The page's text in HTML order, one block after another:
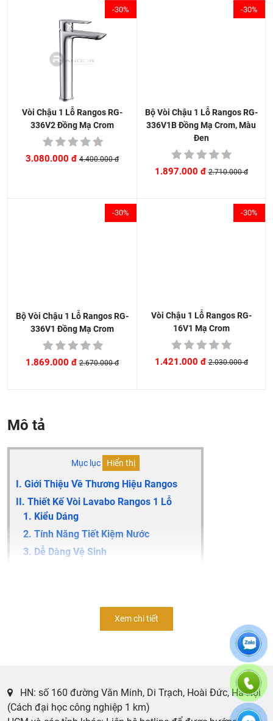
-30%
Vòi Chậu 1 Lỗ Rangos RG-
336V2 Đồng Mạ Crom
3.080.000 đ 4.400.000 đ
-30%
Bộ Vòi Chậu 1 Lỗ Rangos RG-
336V1B Đồng Mạ Crom, Màu
Đen
1.897.000 đ 2.710.000 đ
-30%
Bộ Vòi Chậu 1 Lỗ Rangos RG-
336V1 Đồng Mạ Crom
1.869.000 đ 2.670.000 đ
-30%
Vòi Chậu 1 Lỗ Rangos RG-
16V1 Mạ Crom
1.421.000 đ 2.030.000 đ
Mô tả
Mục lục Hiển thị
I. Giới Thiệu Về Thương Hiệu Rangos
II. Thiết Kế Vòi Lavabo Rangos 1 Lỗ
1. Kiểu Dáng
2. Tính Năng Tiết Kiệm Nước
3. Dễ Dàng Vệ Sinh
Vòi lavabo là một trong những bộ phận quan trọng trong
phòng tắm và nhà bếp. Chúng không chỉ đóng vai trò quan
trọng trong việc cung cấp nước cho các hoạt động hàng
ngày mà còn là một yếu tố quan trọng trong thiết kế nội thất.
Xem chi tiết
HN: số 160 đường Văn Minh, Di Trạch, Hoài Đức, Hà Nội
(Cách đại học công nghiệp 1 km)